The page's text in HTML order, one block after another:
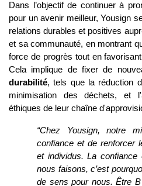
Dans l’objectif de continuer à
pour un avenir meilleur, Yousign
relations durables et positives
et sa communauté, en montrant
force de progrès tout en
durabilité, tels que la réduction
minimisation des déchets, et
éthiques de leur chaîne
“Chez Yousign, notre
confiance et de renforcer
et individus. La
nous faisons, c’est
de sens pour nous. Être B